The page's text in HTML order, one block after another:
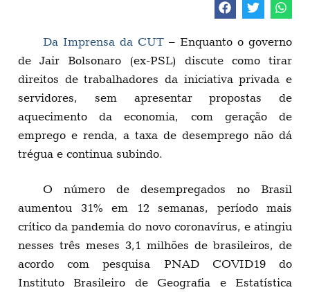
Da Imprensa da CUT – Enquanto o governo
de Jair Bolsonaro (ex-PSL) discute como tirar
direitos de trabalhadores da iniciativa privada e
servidores, sem apresentar propostas de
aquecimento da economia, com geração de
emprego e renda, a taxa de desemprego não dá
trégua e continua subindo.
O número de desempregados no Brasil
aumentou 31% em 12 semanas, período mais
crítico da pandemia do novo coronavírus, e atingiu
nesses três meses 3,1 milhões de brasileiros, de
acordo com pesquisa PNAD COVID19 do
Instituto Brasileiro de Geografia e Estatística